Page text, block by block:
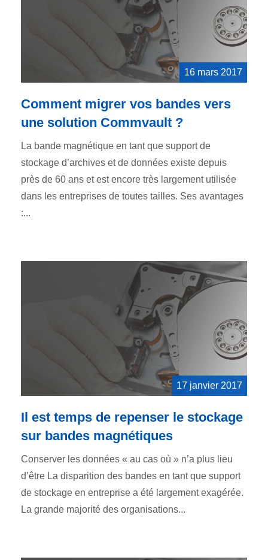
16 mars 2017
Comment migrer vos bandes vers
une solution Commvault ?
La bande magnétique en tant que support de
stockage d’archives et de données existe depuis
près de 60 ans et est encore très largement utilisée
dans les entreprises de toutes tailles. Ses avantages
:...
17 janvier 2017
Il est temps de repenser le stockage
sur bandes magnétiques
Conserver les données « au cas où » n’a plus lieu
d’être La disparition des bandes en tant que support
de stockage en entreprise a été largement exagérée.
La grande majorité des organisations...